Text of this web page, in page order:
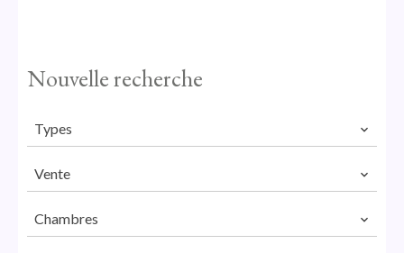
Nouvelle recherche
Types
Vente
Chambres